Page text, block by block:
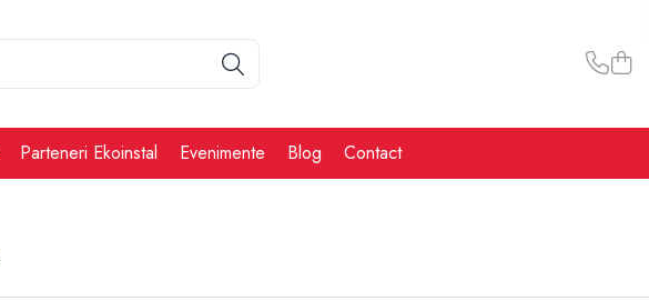
Parteneri Ekoinstal Evenimente Blog Contact